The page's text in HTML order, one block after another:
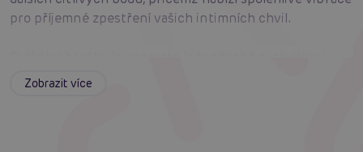
pro příjemné zpestření vašich intimních chvil.
takže se s ním sžijete během několika vteřin a můžete
Zobrazit více